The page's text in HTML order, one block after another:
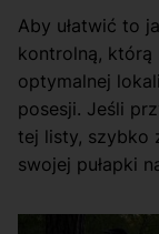
Aby ułatwić to
kontrolną, którą
optymalnej
posesji. Jeśli
tej listy, szybko
swojej pułapki